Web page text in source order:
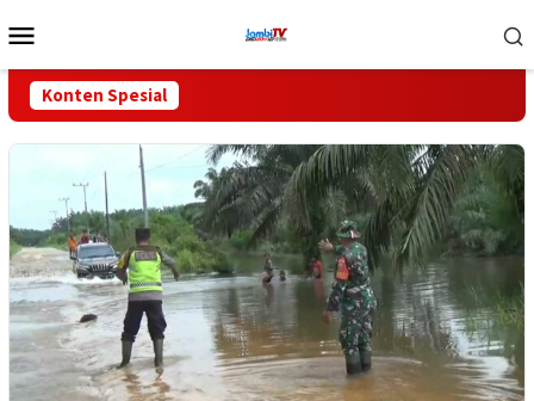
ke
Mobile
Konten Spesial